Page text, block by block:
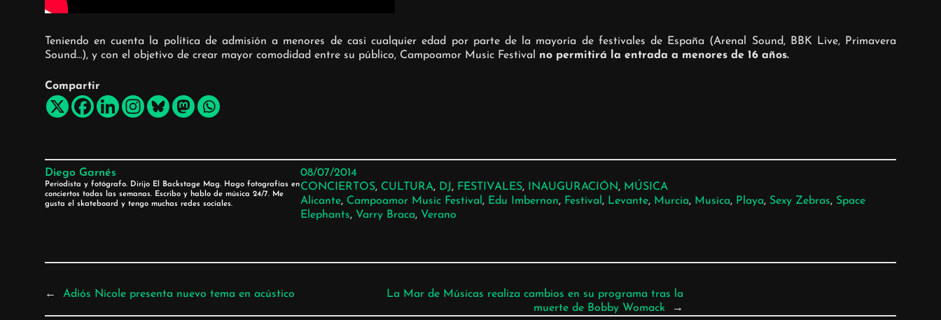
Teniendo en cuenta la política de admisión a menores de casi cualquier edad por parte de la mayoría de festivales de España (Arenal Sound, BBK Live, Primavera
Sound…), y con el objetivo de crear mayor comodidad entre su público, Campoamor Music Festival no permitirá la entrada a menores de 16 años.
Compartir
Diego Garnés
Periodista y fotógrafo. Dirijo El Backstage Mag. Hago fotografías en
conciertos todas las semanas. Escribo y hablo de música 24/7. Me
gusta el skateboard y tengo muchas redes sociales.
08/07/2014
CONCIERTOS, CULTURA, DJ, FESTIVALES, INAUGURACIÓN, MÚSICA
Alicante, Campoamor Music Festival , Edu Imbernon, Festival , Levante, Murcia, Musica, Playa, Sexy Zebras, Space
Elephants, Varry Braca, Verano
← Adiós Nicole presenta nuevo tema en acústico
La Mar de Músicas realiza cambios en su programa tras la
muerte de Bobby Womack
→